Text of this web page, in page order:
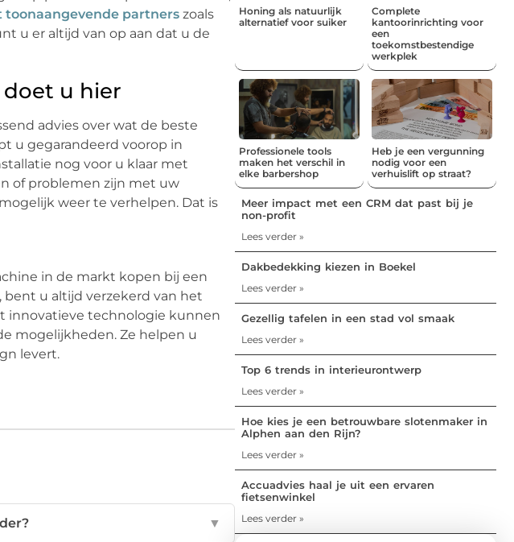
partners zoals
u er altijd van op aan dat u de
doet u hier
advies over wat de beste
u gegarandeerd voorop in
nog voor u klaar met
of problemen zijn met uw
weer te verhelpen. Dat is
in de markt kopen bij een
u altijd verzekerd van het
innovatieve technologie kunnen
mogelijkheden. Ze helpen u
levert.
▼
Honing als natuurlijk
alternatief voor suiker
Complete
kantoorinrichting voor
een
toekomstbestendige
werkplek
Professionele tools
maken het verschil in
elke barbershop
Heb je een vergunning
nodig voor een
verhuislift op straat?
Meer impact met een CRM dat past bij je
non-profit
Lees verder »
Dakbedekking kiezen in Boekel
Lees verder »
Gezellig tafelen in een stad vol smaak
Lees verder »
Top 6 trends in interieurontwerp
Lees verder »
Hoe kies je een betrouwbare slotenmaker in
Alphen aan den Rijn?
Lees verder »
Accuadvies haal je uit een ervaren
fietsenwinkel
Lees verder »